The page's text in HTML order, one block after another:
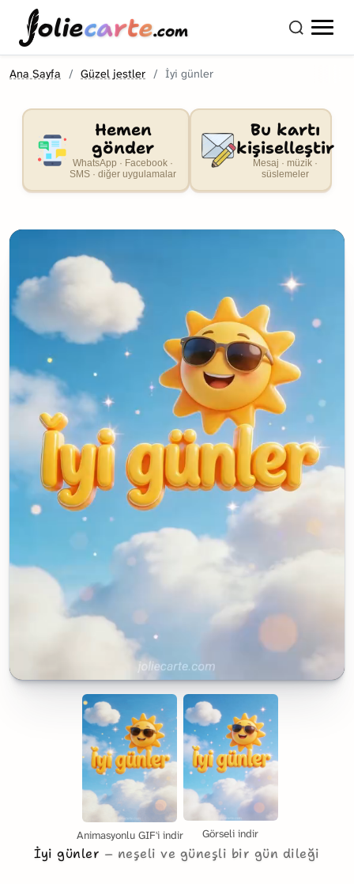
oliecarte.com
Ana Sayfa Güzel jestler İyi günler
Hemen
gönder
WhatsApp · Facebook ·
SMS · diğer uygulamalar
Bu kartı
kişiselleştir
Mesaj · müzik ·
süslemeler
Animasyonlu GIF'i indir Görseli indir
İyi günler neşeli ve güneşli bir gün dileği